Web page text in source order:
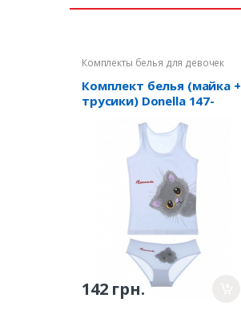
Комплекты белья для девочек
Комплект белья (майка +
трусики) Donella 147-
(4371WBPS/4171WPS-4) -
142 грн.